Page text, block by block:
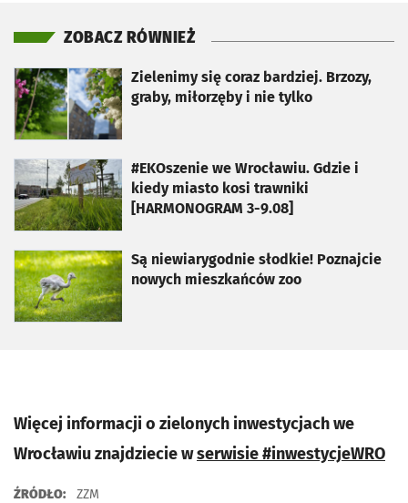
ZOBACZ RÓWNIEŻ
Zielenimy się coraz bardziej. Brzozy,
graby, miłorzęby i nie tylko
otworzy się w nowej karcie
#EKOszenie we Wrocławiu. Gdzie i
kiedy miasto kosi trawniki
[HARMONOGRAM 3-9.08]
otworzy się w nowej karcie
Są niewiarygodnie słodkie! Poznajcie
nowych mieszkańców zoo
otworzy się w nowej karcie
Więcej informacji o zielonych inwestycjach we
Wrocławiu znajdziecie wserwisie #inwestycjeWRO
ŹRÓDŁO: ZZM